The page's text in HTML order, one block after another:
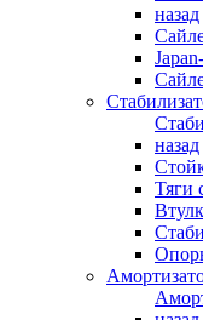
назад
назад
Тяги